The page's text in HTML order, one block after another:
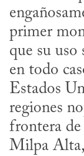
primer
que su uso
en todo
Estados
regiones
frontera de
Milpa Alta,